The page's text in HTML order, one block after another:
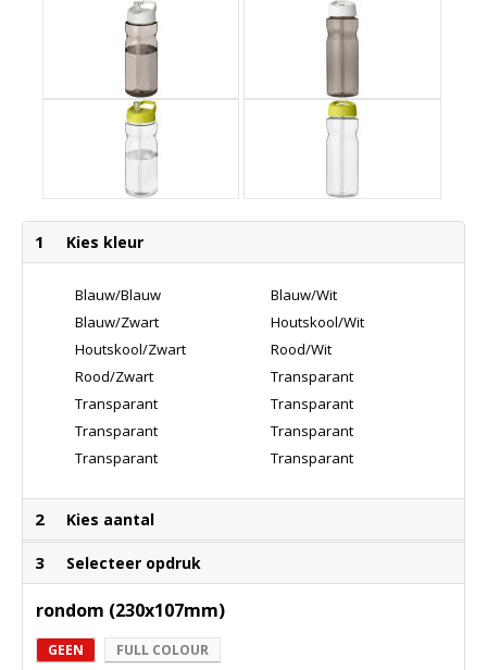
1 Kies kleur
Blauw/Blauw
Blauw/Wit
Blauw/Zwart
Houtskool/Wit
Houtskool/Zwart
Rood/Wit
Rood/Zwart
Transparant
Helder/Aquablauw
Transparant
Helder/Blauw
Transparant
Helder/Lime
Transparant
Helder/Oranje
Transparant
Helder/Rood
Transparant
Transparant
2 Kies aantal
3 Selecteer opdruk
rondom (230x107mm)
GEEN FULL COLOUR